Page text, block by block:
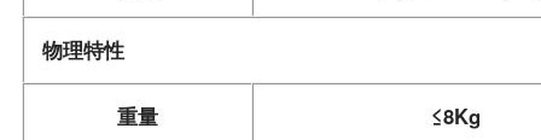
物理特性
重量 ≤8Kg